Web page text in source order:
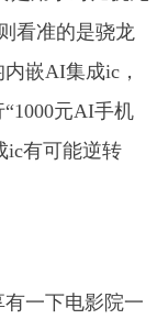
看准的是骁龙
嵌AI集成ic，
元AI手机
ic有可能逆转
一下电影院一